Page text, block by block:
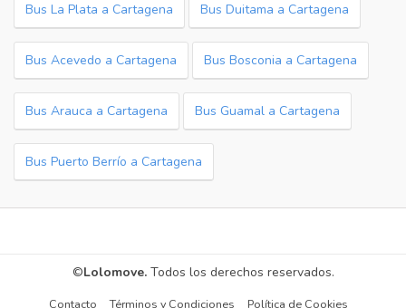
Bus La Plata a Cartagena Bus Duitama a Cartagena
Bus Acevedo a Cartagena Bus Bosconia a Cartagena
Bus Arauca a Cartagena Bus Guamal a Cartagena
Bus Puerto Berrío a Cartagena
©Lolomove. Todos los derechos reservados.
Contacto Términos y Condiciones Política de Cookies